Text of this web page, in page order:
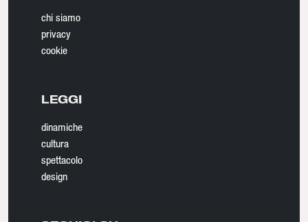
chi siamo
privacy
cookie
LEGGI
dinamiche
cultura
spettacolo
design